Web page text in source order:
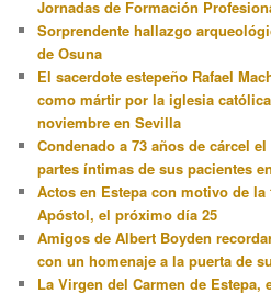
Jornadas de Formación
Sorprendente hallazgo
de Osuna
El sacerdote estepeño Rafael
como mártir por la iglesia
noviembre en Sevilla
Condenado a 73 años de cárcel
partes íntimas de sus pacientes
Actos en Estepa con motivo de
Apóstol, el próximo día 25
Amigos de Albert Boyden
con un homenaje a la puerta de
La Virgen del Carmen de Estepa,